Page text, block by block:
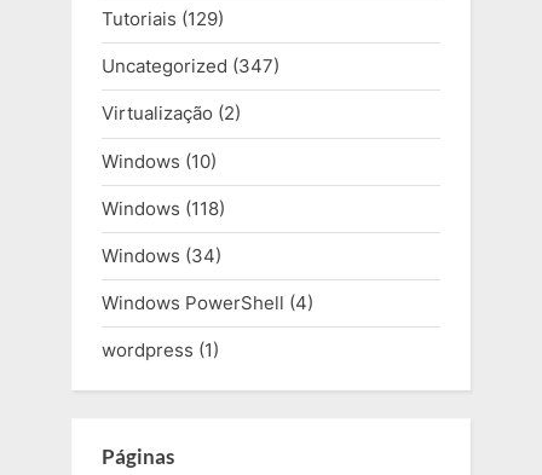
Tutoriais (129)
Uncategorized (347)
Virtualização (2)
Windows (10)
Windows (118)
Windows (34)
Windows PowerShell (4)
wordpress (1)
Páginas